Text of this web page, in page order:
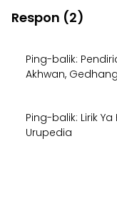
Respon (2)
Ping-balik:
Akhwan,
Ping-balik: Lirik
Urupedia